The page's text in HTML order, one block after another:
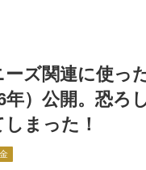
ーズ関連に使っ
年）公開。恐ろ
まった！